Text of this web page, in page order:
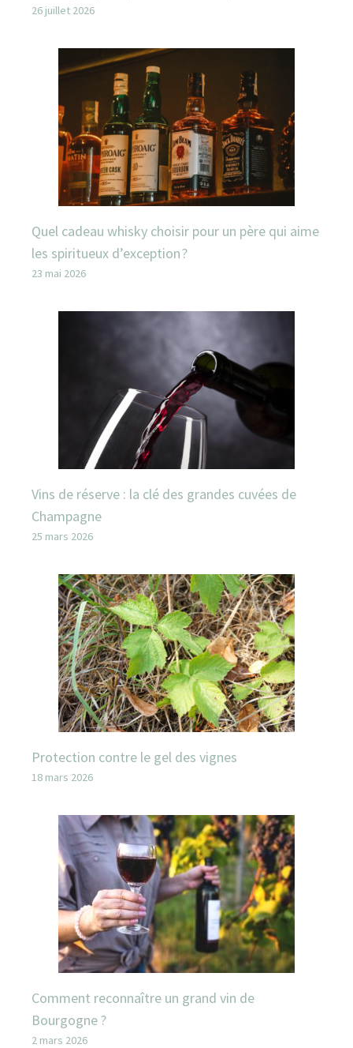
26 juillet 2026
Quel cadeau whisky choisir pour un père qui aime
les spiritueux d’exception ?
23 mai 2026
Vins de réserve : la clé des grandes cuvées de
Champagne
25 mars 2026
Protection contre le gel des vignes
18 mars 2026
Comment reconnaître un grand vin de
Bourgogne ?
2 mars 2026